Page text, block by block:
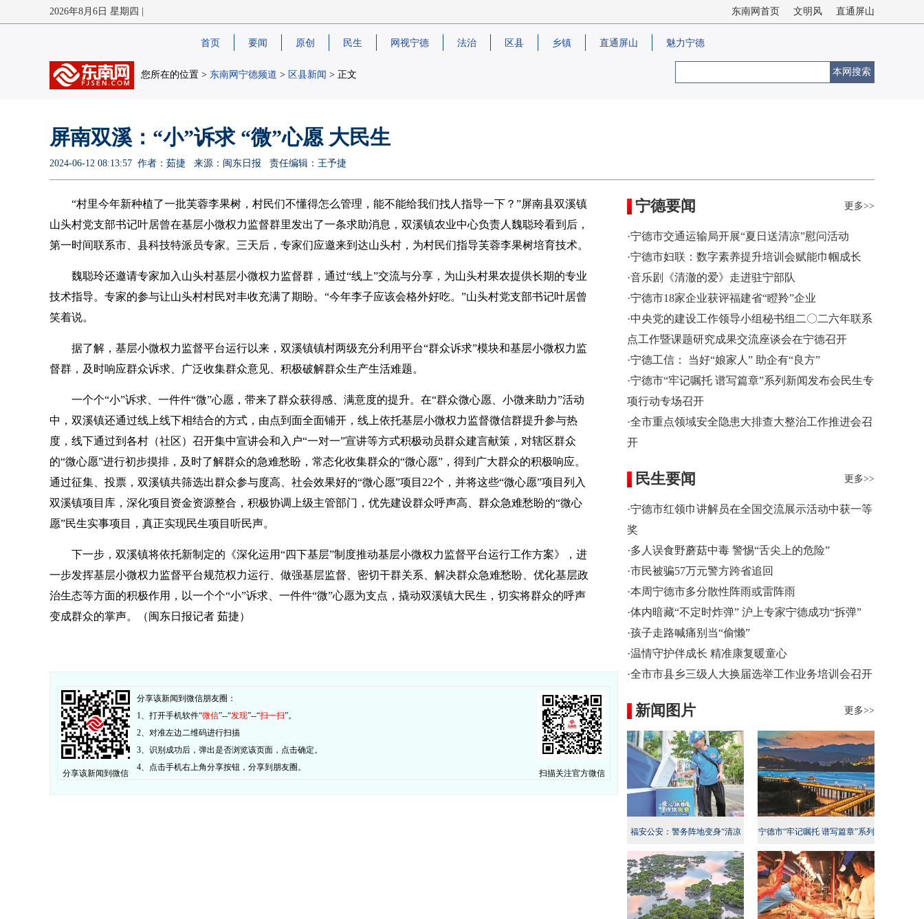
2026年8月6日 星期四 | 东南网首页 文明风 直通屏山
首页 要闻 原创 民生 网视宁德 法治 区县 乡镇 直通屏山 魅力宁德
您所在的位置 > 东南网宁德频道 > 区县新闻 > 正文 本网搜索
屏南双溪：“小”诉求 “微”心愿 大民生
2024-06-12 08:13:57 作者：茹捷 来源：闽东日报 责任编辑：王予捷
“村里今年新种植了一批芙蓉李果树，村民们不懂得怎么管理，能不能给我们找人指导一下？”屏南县双溪镇
山头村党支部书记叶居曾在基层小微权力监督群里发出了一条求助消息，双溪镇农业中心负责人魏聪玲看到后，
第一时间联系市、县科技特派员专家。三天后，专家们应邀来到达山头村，为村民们指导芙蓉李果树培育技术。
魏聪玲还邀请专家加入山头村基层小微权力监督群，通过“线上”交流与分享，为山头村果农提供长期的专业
技术指导。专家的参与让山头村村民对丰收充满了期盼。“今年李子应该会格外好吃。”山头村党支部书记叶居曾
笑着说。
据了解，基层小微权力监督平台运行以来，双溪镇镇村两级充分利用平台“群众诉求”模块和基层小微权力监
督群，及时响应群众诉求、广泛收集群众意见、积极破解群众生产生活难题。
一个个“小”诉求、一件件“微”心愿，带来了群众获得感、满意度的提升。在“群众微心愿、小微来助力”活动
中，双溪镇还通过线上线下相结合的方式，由点到面全面铺开，线上依托基层小微权力监督微信群提升参与热
度，线下通过到各村（社区）召开集中宣讲会和入户“一对一”宣讲等方式积极动员群众建言献策，对辖区群众
的“微心愿”进行初步摸排，及时了解群众的急难愁盼，常态化收集群众的“微心愿”，得到广大群众的积极响应。
通过征集、投票，双溪镇共筛选出群众参与度高、社会效果好的“微心愿”项目22个，并将这些“微心愿”项目列入
双溪镇项目库，深化项目资金资源整合，积极协调上级主管部门，优先建设群众呼声高、群众急难愁盼的“微心
愿”民生实事项目，真正实现民生项目听民声。
下一步，双溪镇将依托新制定的《深化运用“四下基层”制度推动基层小微权力监督平台运行工作方案》，进
一步发挥基层小微权力监督平台规范权力运行、做强基层监督、密切干群关系、解决群众急难愁盼、优化基层政
治生态等方面的积极作用，以一个个“小”诉求、一件件“微”心愿为支点，撬动双溪镇大民生，切实将群众的呼声
变成群众的掌声。（闽东日报记者 茹捷）
扫描关注官方微信
分享该新闻到微信
分享该新闻到微信朋友圈：
1、打开手机软件“微信”--“发现”--“扫一扫”。
2、对准左边二维码进行扫描
3、识别成功后，弹出是否浏览该页面，点击确定。
4、点击手机右上角分享按钮，分享到朋友圈。
更多>>
宁德要闻
·宁德市交通运输局开展“夏日送清凉”慰问活动
·宁德市妇联：数字素养提升培训会赋能巾帼成长
·音乐剧《清澈的爱》走进驻宁部队
·宁德市18家企业获评福建省“瞪羚”企业
·中央党的建设工作领导小组秘书组二〇二六年联系
点工作暨课题研究成果交流座谈会在宁德召开
·宁德工信： 当好“娘家人” 助企有“良方”
·宁德市“牢记嘱托 谱写篇章”系列新闻发布会民生专
项行动专场召开
·全市重点领域安全隐患大排查大整治工作推进会召
开
更多>>
民生要闻
·宁德市红领巾讲解员在全国交流展示活动中获一等
奖
·多人误食野蘑菇中毒 警惕“舌尖上的危险”
·市民被骗57万元警方跨省追回
·本周宁德市多分散性阵雨或雷阵雨
·体内暗藏“不定时炸弹” 沪上专家宁德成功“拆弹”
·孩子走路喊痛别当“偷懒”
·温情守护伴成长 精准康复暖童心
·全市市县乡三级人大换届选举工作业务培训会召开
更多>>
新闻图片
福安公安：警务阵地变身“清凉
地”
宁德市“牢记嘱托 谱写篇章”系列
新闻发布会民生专项行动专场召
开